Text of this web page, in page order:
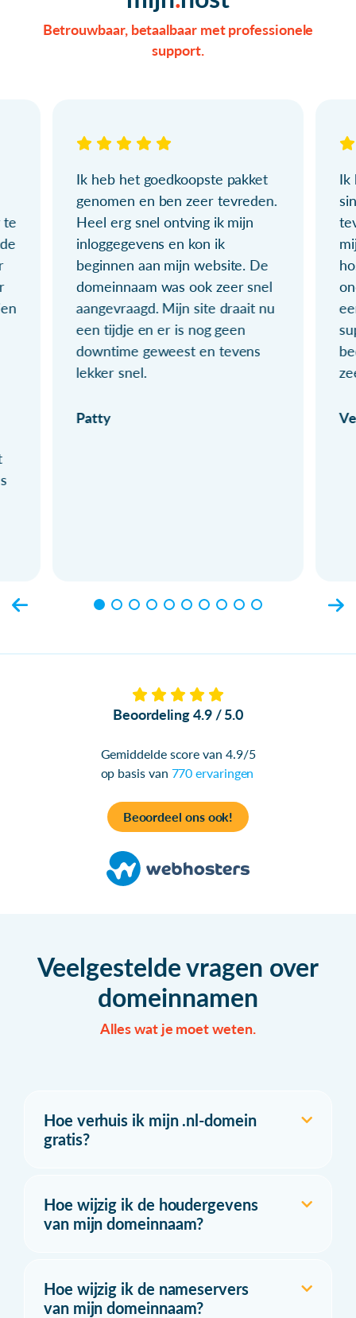
Betrouwbaar, betaalbaar met professionele
support.
te
Ik heb het goedkoopste pakket
genomen en ben zeer tevreden.
Heel erg snel ontving ik mijn
inloggegevens en kon ik
beginnen aan mijn website. De
domeinnaam was ook zeer snel
aangevraagd. Mijn site draait nu
een tijdje en er is nog geen
downtime geweest en tevens
lekker snel.
Patty
Ik
Beoordeling 4.9 / 5.0
Gemiddelde score van 4.9/5
op basis van 770 ervaringen
Beoordeel ons ook!
Veelgestelde vragen over
domeinnamen
Alles wat je moet weten.
Hoe verhuis ik mijn .nl-domein
gratis?
Hoe wijzig ik de houdergevens
van mijn domeinnaam?
Hoe wijzig ik de nameservers
van mijn domeinnaam?